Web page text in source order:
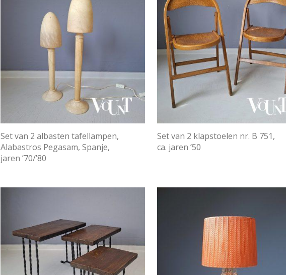
Set van 2 albasten tafellampen,
Alabastros Pegasam, Spanje,
jaren ’70/’80
Set van 2 klapstoelen nr. B 751,
ca. jaren ’50